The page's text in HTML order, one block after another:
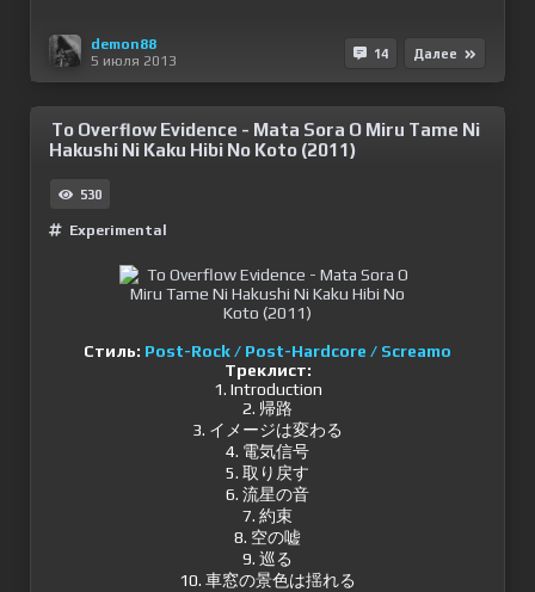
demon88
5 июля 2013
14 Далее
To Overflow Evidence - Mata Sora O Miru Tame Ni
Hakushi Ni Kaku Hibi No Koto (2011)
530
Experimental
Стиль: Post-Rock / Post-Hardcore / Screamo
Треклист:
1. Introduction
2. 帰路
3. イメージは変わる
4. 電気信号
5. 取り戻す
6. 流星の音
7. 約束
8. 空の嘘
9. 巡る
10. 車窓の景色は揺れる